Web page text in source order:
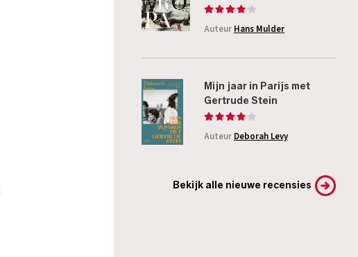
Auteur Hans Mulder
Mijn jaar in Parijs met
Gertrude Stein
Auteur Deborah Levy
Bekijk alle nieuwe recensies